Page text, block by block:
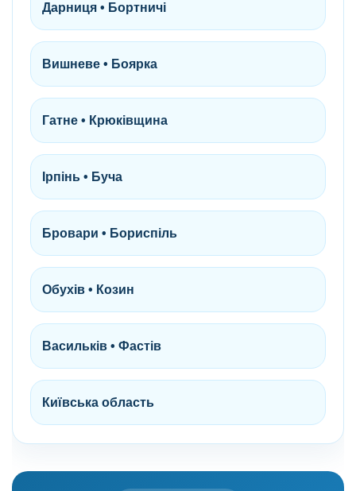
Дарниця • Бортничі
Вишневе • Боярка
Гатне • Крюківщина
Ірпінь • Буча
Бровари • Бориспіль
Обухів • Козин
Васильків • Фастів
Київська область